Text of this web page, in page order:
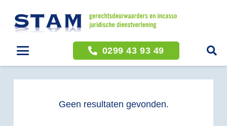
0299 43 93 49
Geen resultaten gevonden.